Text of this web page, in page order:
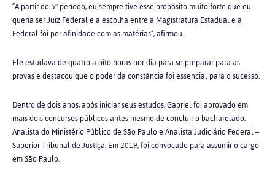
“A partir do 5º período, eu sempre tive esse propósito muito forte que eu
queria ser Juiz Federal e a escolha entre a Magistratura Estadual e a
Federal foi por afinidade com as matérias”, afirmou.
Ele estudava de quatro a oito horas por dia para se preparar para as
provas e destacou que o poder da constância foi essencial para o sucesso.
Dentro de dois anos, após iniciar seus estudos, Gabriel foi aprovado em
mais dois concursos públicos antes mesmo de concluir o bacharelado:
Analista do Ministério Público de São Paulo e Analista Judiciário Federal –
Superior Tribunal de Justiça. Em 2019, foi convocado para assumir o cargo
em São Paulo.